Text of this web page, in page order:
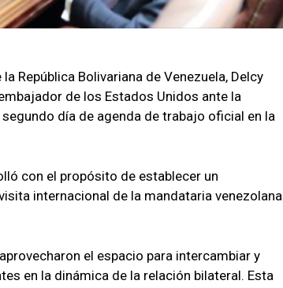
República Bolivariana de Venezuela, Delcy
de los Estados Unidos ante la
día de agenda de trabajo oficial en la
con el propósito de establecer un
internacional de la mandataria venezolana
el espacio para intercambiar y
en la dinámica de la relación bilateral. Esta